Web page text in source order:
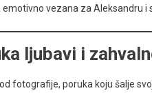
vezana za Aleksandru i
ljubavi i
fotografije, poruka koju šalje